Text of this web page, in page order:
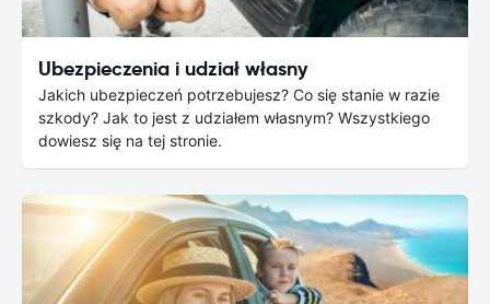
Ubezpieczenia i udział własny
Jakich ubezpieczeń potrzebujesz? Co się stanie w razie
szkody? Jak to jest z udziałem własnym? Wszystkiego
dowiesz się na tej stronie.